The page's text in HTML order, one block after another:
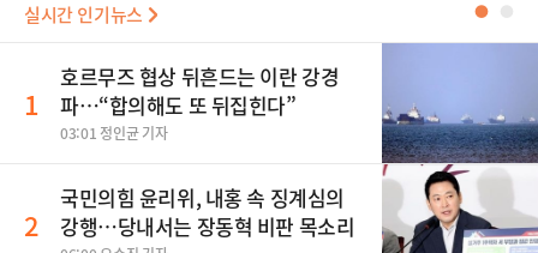
실시간 인기뉴스 ●
1
호르무즈 협상 뒤흔드는 이란 강경
파…“합의해도 또 뒤집힌다”
03:01 정인균 기자
2
국민의힘 윤리위, 내홍 속 징계심의
강행…당내서는 장동혁 비판 목소리